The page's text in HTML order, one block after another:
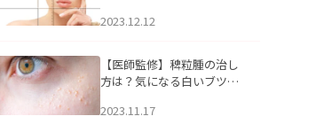
2023.12.12
【医師監修】稗粒腫の治し
方は？気になる白いブツブ
アについて
2023.11.17